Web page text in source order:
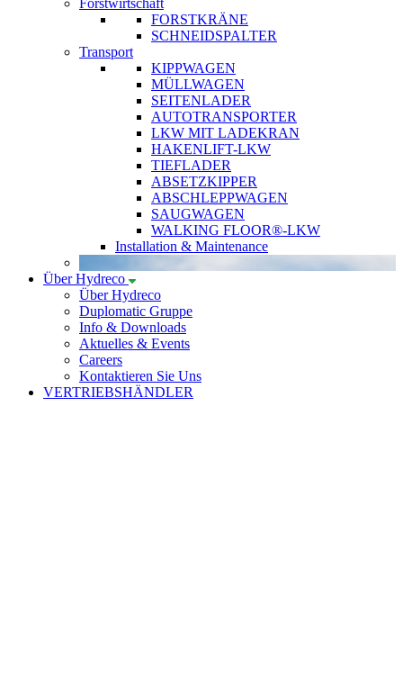
FORSTKRÄNE
SCHNEIDSPALTER
Transport
KIPPWAGEN
MÜLLWAGEN
SEITENLADER
AUTOTRANSPORTER
LKW MIT LADEKRAN
HAKENLIFT-LKW
TIEFLADER
ABSETZKIPPER
ABSCHLEPPWAGEN
SAUGWAGEN
WALKING FLOOR®-LKW
Installation & Maintenance
Über Hydreco
Über Hydreco
Duplomatic Gruppe
Info & Downloads
Aktuelles & Events
Careers
Kontaktieren Sie Uns
VERTRIEBSHÄNDLER